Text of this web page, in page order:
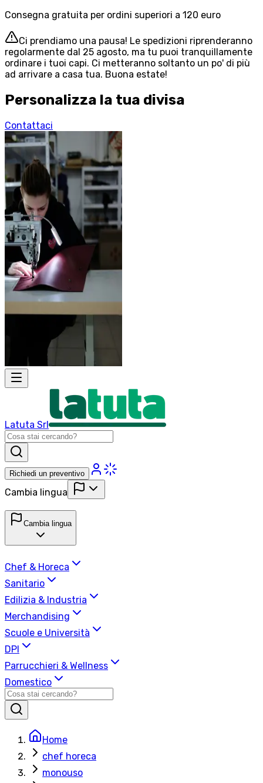
Consegna gratuita per ordini superiori a 120 euro
Ci prendiamo una pausa! Le spedizioni riprenderanno
regolarmente dal 25 agosto, ma tu puoi tranquillamente
ordinare i tuoi capi. Ci metteranno soltanto un po' di più
ad arrivare a casa tua. Buona estate!
Personalizza la tua divisa
Contattaci
Latuta Srl
Richiedi un preventivo
Cambia lingua
Cambia lingua
Chef & Horeca
Sanitario
Edilizia & Industria
Merchandising
Scuole e Università
DPI
Parrucchieri & Wellness
Domestico
Home
chef horeca
monouso